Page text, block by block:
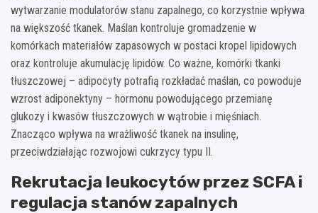
wytwarzanie modulatorów stanu zapalnego, co korzystnie wpływa
na większość tkanek. Maślan kontroluje gromadzenie w
komórkach materiałów zapasowych w postaci kropel lipidowych
oraz kontroluje akumulację lipidów. Co ważne, komórki tkanki
tłuszczowej – adipocyty potrafią rozkładać maślan, co powoduje
wzrost adiponektyny – hormonu powodującego przemianę
glukozy i kwasów tłuszczowych w wątrobie i mięśniach.
Znacząco wpływa na wrażliwość tkanek na insulinę,
przeciwdziałając rozwojowi cukrzycy typu II.
Rekrutacja leukocytów przez SCFA i
regulacja stanów zapalnych